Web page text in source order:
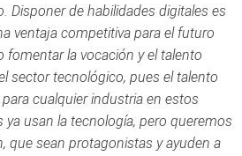
Disponer de habilidades digitales es
ventaja competitiva para el futuro
fomentar la vocación y el talento
sector tecnológico, pues el talento
cualquier industria en estos
usan la tecnología, pero queremos
que sean protagonistas y ayuden a